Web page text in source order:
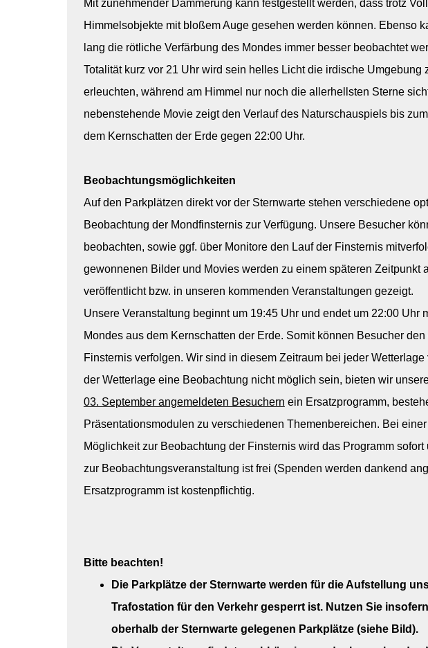
Mit zunehmender Dämmerung kann festgestellt werden, dass trotz
Himmelsobjekte mit bloßem Auge gesehen werden können. Ebenso
lang die rötliche Verfärbung des Mondes immer besser beobachtet
Totalität kurz vor 21 Uhr wird sein helles Licht die irdische Umgebung
erleuchten, während am Himmel nur noch die allerhellsten Sterne
nebenstehende Movie zeigt den Verlauf des Naturschauspiels bis
dem Kernschatten der Erde gegen 22:00 Uhr.
Beobachtungsmöglichkeiten
Auf den Parkplätzen direkt vor der Sternwarte stehen verschiedene
Beobachtung der Mondfinsternis zur Verfügung. Unsere Besucher
beobachten, sowie ggf. über Monitore den Lauf der Finsternis
gewonnenen Bilder und Movies werden zu einem späteren Zeitpunkt
veröffentlicht bzw. in unseren kommenden Veranstaltungen gezeigt.
Unsere Veranstaltung beginnt um 19:45 Uhr und endet um 22:00 Uhr
Mondes aus dem Kernschatten der Erde. Somit können Besucher
Finsternis verfolgen. Wir sind in diesem Zeitraum bei jeder Wetterlage
der Wetterlage eine Beobachtung nicht möglich sein, bieten wir
03. September angemeldeten Besuchern ein Ersatzprogramm,
Präsentationsmodulen zu verschiedenen Themenbereichen. Bei
Möglichkeit zur Beobachtung der Finsternis wird das Programm sofort
zur Beobachtungsveranstaltung ist frei (Spenden werden dankend
Ersatzprogramm ist kostenpflichtig.
Bitte beachten!
Die Parkplätze der Sternwarte werden für die Aufstellung
Trafostation für den Verkehr gesperrt ist. Nutzen Sie
oberhalb der Sternwarte gelegenen Parkplätze (siehe Bild).